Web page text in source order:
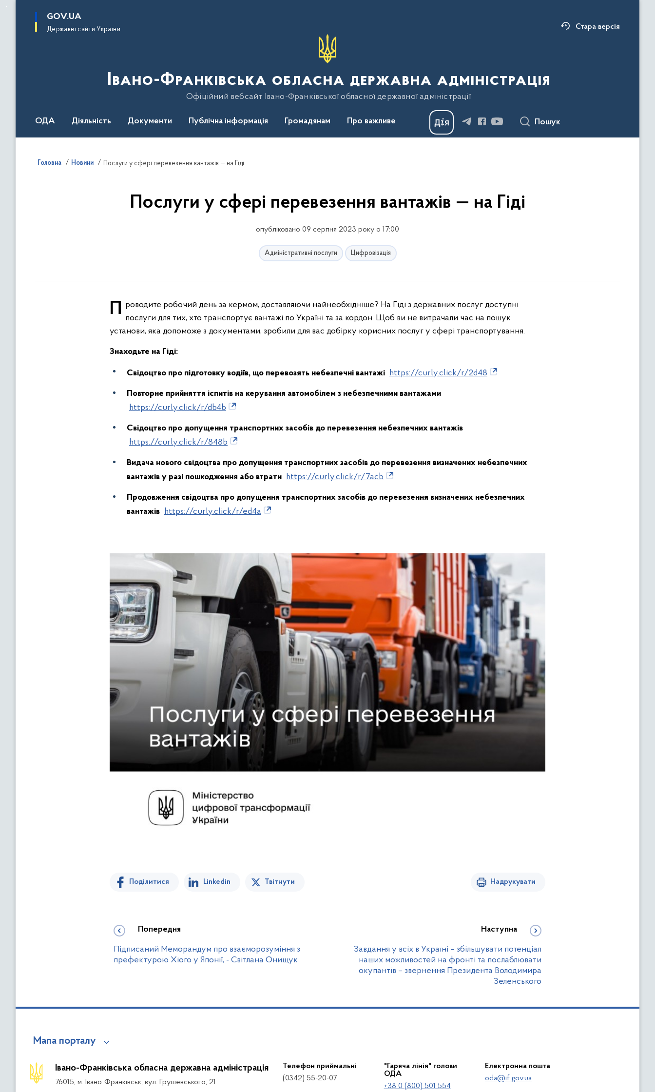
основного
GOV.UA
Державні сайти України Стара версія
Івано-Франківська обласна державна адміністрація
Офіційний вебсайт Івано-Франківської обласної державної адміністрації
ОДА Діяльність Документи Публічна інформація Громадянам Про важливе Пошук
Головна Новини Послуги у сфері перевезення вантажів — на Гіді
Послуги у сфері перевезення вантажів — на Гіді
опубліковано 09 серпня 2023 року о 17:00
Адміністративні послуги Цифровізація
Проводите робочий день за кермом, доставляючи найнеобхідніше? На Гіді з державних послуг доступні послуги для тих, хто транспортує вантажі по Україні та за кордон. Щоб ви не витрачали час на пошук
установи, яка допоможе з документами, зробили для вас добірку корисних послуг у сфері транспортування.
Знаходьте на Гіді:
Свідоцтво про підготовку водіїв, що перевозять небезпечні вантажі https://curly.click/r/2d48
Повторне прийняття іспитів на керування автомобілем з небезпечними вантажами
https://curly.click/r/db4b
Свідоцтво про допущення транспортних засобів до перевезення небезпечних вантажів
https://curly.click/r/848b
Видача нового свідоцтва про допущення транспортних засобів до перевезення визначених небезпечних
вантажів у разі пошкодження або втрати https://curly.click/r/7acb
Продовження свідоцтва про допущення транспортних засобів до перевезення визначених небезпечних
вантажів https://curly.click/r/ed4a
Поділитися Linkedin Твітнути Надрукувати
Попередня
Підписаний Меморандум про взаєморозуміння з
префектурою Хіого у Японії, - Світлана Онищук
Наступна
Завдання у всіх в Україні – збільшувати потенціал
наших можливостей на фронті та послаблювати
окупантів – звернення Президента Володимира
Зеленського
Мапа порталу
Івано-Франківська обласна державна адміністрація
76015, м. Івано-Франківськ, вул. Грушевського, 21
Телефон приймальні
(0342) 55-20-07
"Гаряча лінія" голови
ОДА
+38 0 (800) 501 554
Електронна пошта
oda@if.gov.ua